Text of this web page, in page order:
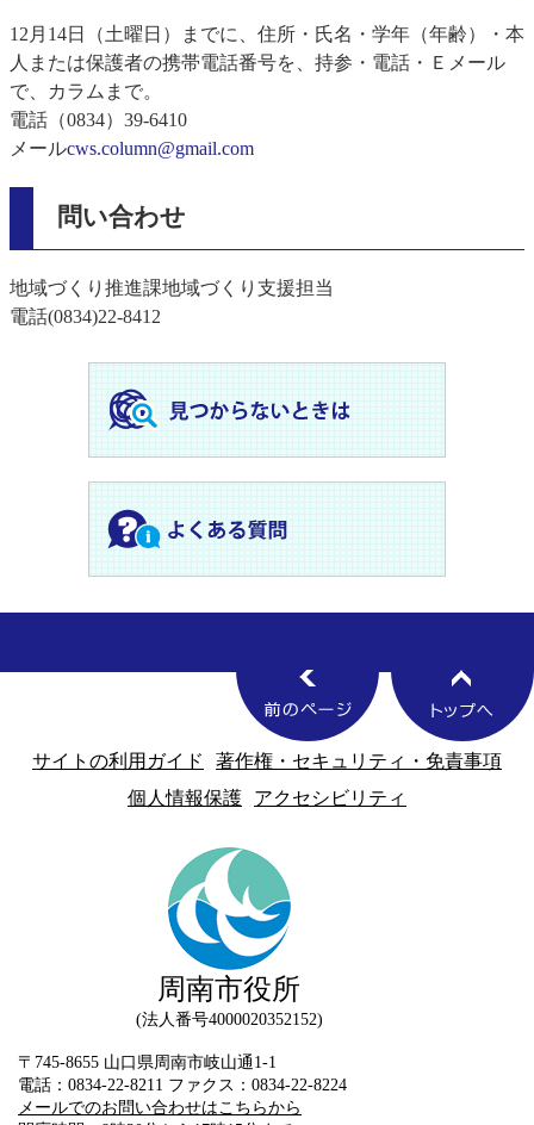
12月14日（土曜日）までに、住所・氏名・学年（年齢）・本
人または保護者の携帯電話番号を、持参・電話・Ｅメール
で、カラムまで。
電話（0834）39-6410
メールcws.column@gmail.com
問い合わせ
地域づくり推進課地域づくり支援担当
電話(0834)22-8412
サイトの利用ガイド
著作権・セキュリティ・免責事項
個人情報保護
アクセシビリティ
周南市役所
法人番号4000020352152
〒745-8655 山口県周南市岐山通1-1
電話：0834-22-8211 ファクス：0834-22-8224
メールでのお問い合わせはこちらから